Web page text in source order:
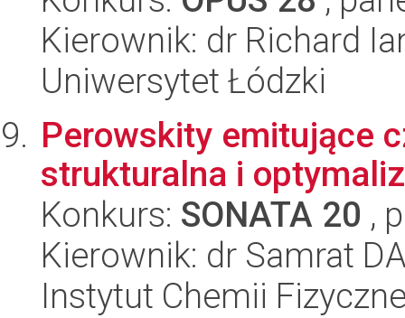
Kierownik: dr Richard
Uniwersytet Łódzki
Perowskity emitujące
strukturalna i
Konkurs: SONATA 20 ,
Kierownik: dr Samrat
Instytut Chemii